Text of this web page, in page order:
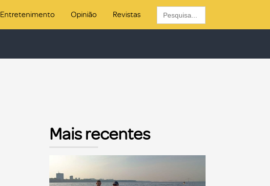
Entretenimento Opinião Revistas
Search
for:
Mais recentes